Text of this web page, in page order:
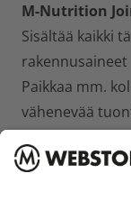
M-Nutrition
Sisältää kaikki
rakennusaineet
Paikkaa mm.
vähenevää
toimintaan